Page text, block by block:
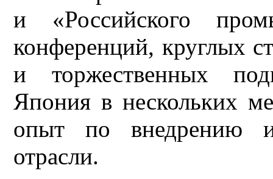
и «Российского
конференций, круглых
и торжественных
Япония в нескольких
опыт по внедрению
отрасли.